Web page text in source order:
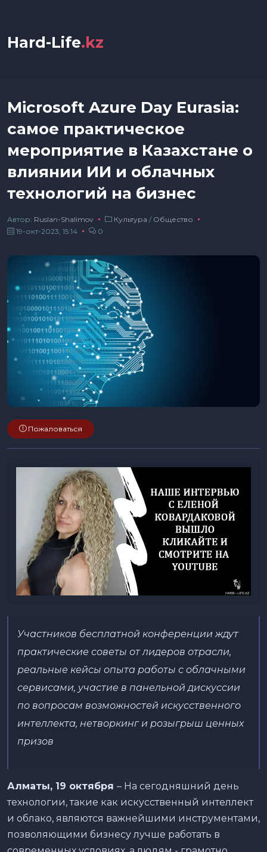
Hard-Life.kz
Microsoft Azure Day Eurasia:
самое практическое
мероприятие в Казахстане о
влиянии ИИ и облачных
технологий на бизнес
Автор: Ruslan-Shalimov Культура / Общество
19-окт-2023, 15:14
0
Пожаловаться
Участников бесплатной конференции ждут
практические советы от лидеров отрасли,
реальные кейсы опыта работы с облачными
сервисами, участие в панельной дискуссии
по вопросам возможностей искусственного
интеллекта, нетворкинг и розыгрыш ценных
призов
Алматы, 19 октября – На сегодняшний день
технологии, такие как искусственный интеллект
и облако, являются важнейшими инструментами,
позволяющими бизнесу лучше работать в